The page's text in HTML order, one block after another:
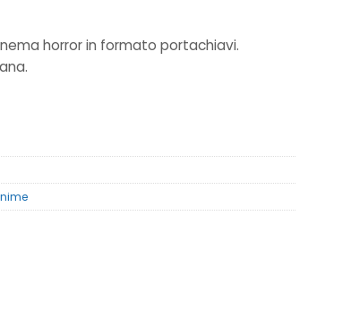
horror in formato portachiavi.
.